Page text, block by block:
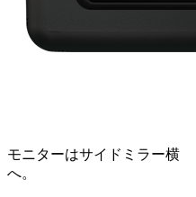
モニターはサイドミラー横
へ。